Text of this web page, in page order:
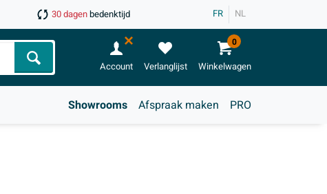
30 dagenbedenktijd FR NL
Zoeken Account Verlanglijst Winkelwagen
0
Showrooms Afspraak maken PRO